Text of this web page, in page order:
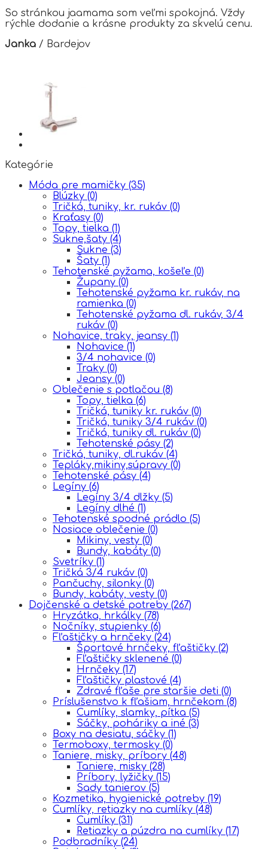
So stránkou jaamama som veľmi spokojná. Vždy
rýchle dodanie a krásne produkty za skvelú cenu.
Janka / Bardejov
Kategórie
Móda pre mamičky (35)
Blúzky (0)
Tričká, tuniky, kr. rukáv (0)
Kraťasy (0)
Topy, tielka (1)
Sukne,šaty (4)
Sukne (3)
Šaty (1)
Tehotenské pyžama, košeľe (0)
Župany (0)
Tehotenské pyžama kr. rukáv, na
ramienka (0)
Tehotenské pyžama dl. rukáv, 3/4
rukáv (0)
Nohavice, traky, jeansy (1)
Nohavice (1)
3/4 nohavice (0)
Traky (0)
Jeansy (0)
Oblečenie s potlačou (8)
Topy, tielka (6)
Tričká, tuniky kr. rukáv (0)
Tričká, tuniky 3/4 rukáv (0)
Tričká, tuniky dl. rukáv (0)
Tehotenské pásy (2)
Tričká, tuniky, dl.rukáv (4)
Tepláky,mikiny,súpravy (0)
Tehotenské pásy (4)
Legíny (6)
Legíny 3/4 dlžky (5)
Legíny dlhé (1)
Tehotenské spodné prádlo (5)
Nosiace oblečenie (0)
Mikiny, vesty (0)
Bundy, kabáty (0)
Svetríky (1)
Tričká 3/4 rukáv (0)
Pančuchy, silonky (0)
Bundy, kabáty, vesty (0)
Dojčenské a detské potreby (267)
Hryzátka, hrkálky (78)
Nočníky, stupienky (6)
Fľaštičky a hrnčeky (24)
Športové hrnčeky, fľaštičky (2)
Fľaštičky sklenené (0)
Hrnčeky (17)
Fľaštičky plastové (4)
Zdravé fľaše pre staršie deti (0)
Príslušenstvo k fľašiam, hrnčekom (8)
Cumlíky, slamky, pítka (5)
Sáčky, poháriky a iné (3)
Boxy na desiatu, sáčky (1)
Termoboxy, termosky (0)
Taniere, misky, príbory (48)
Taniere, misky (28)
Príbory, lyžičky (15)
Sady tanierov (5)
Kozmetika, hygienické potreby (19)
Cumlíky, retiazky na cumlíky (48)
Cumlíky (31)
Retiazky a púzdra na cumlíky (17)
Podbradníky (24)